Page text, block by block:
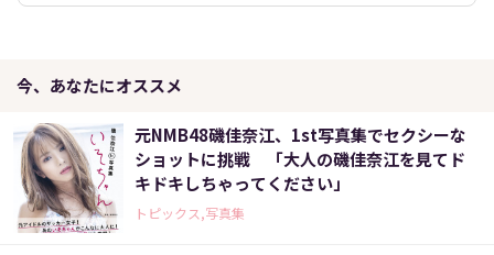
今、あなたにオススメ
元NMB48磯佳奈江、1st写真集でセクシーな
ショットに挑戦 「大人の磯佳奈江を見てド
キドキしちゃってください」
トピックス,写真集